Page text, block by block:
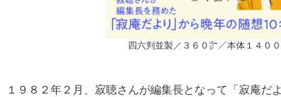
四六判並製／３６０㌻／本体１４００
１９８２年２月、寂聴さんが編集長となって「寂庵だ